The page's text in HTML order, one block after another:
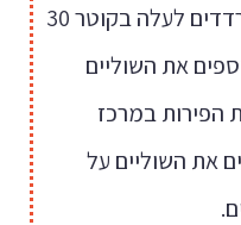
תבנית ומעבירים אליו את הבצק. מרדדים לעלה בקוטר 30
אוספים את השוליים
הפירות במרכז
4 ס"מ. אוספים את השוליים על